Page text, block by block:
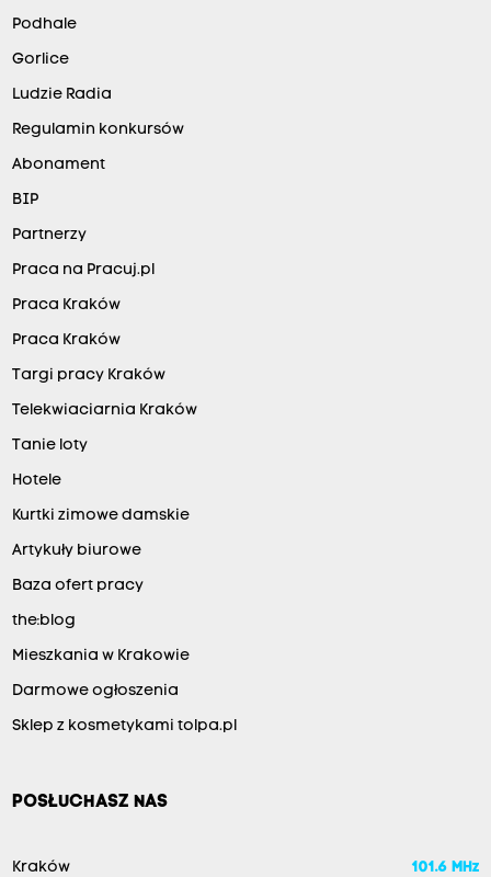
Podhale
Gorlice
Ludzie Radia
Regulamin konkursów
Abonament
BIP
Partnerzy
Praca na Pracuj.pl
Praca Kraków
Praca Kraków
Targi pracy Kraków
Telekwiaciarnia Kraków
Tanie loty
Hotele
Kurtki zimowe damskie
Artykuły biurowe
Baza ofert pracy
the:blog
Mieszkania w Krakowie
Darmowe ogłoszenia
Sklep z kosmetykami tolpa.pl
POSŁUCHASZ NAS
Kraków 101.6 MHz